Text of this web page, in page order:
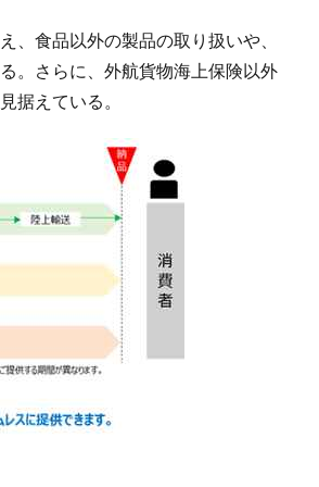
、食品以外の製品の取り扱いや、
。さらに、外航貨物海上保険以外
据えている。